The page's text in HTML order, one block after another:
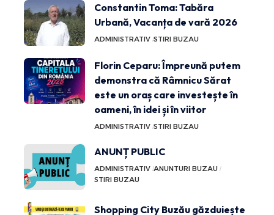
Constantin Toma: Tabăra
Urbană, Vacanța de vară 2026
ADMINISTRATIV STIRI BUZAU
Florin Ceparu: Împreună putem
demonstra că Râmnicu Sărat
este un oraș care investește în
oameni, în idei și în viitor
ADMINISTRATIV STIRI BUZAU
ANUNȚ PUBLIC
ADMINISTRATIV ANUNTURI BUZAU
STIRI BUZAU
Shopping City Buzău găzduiește